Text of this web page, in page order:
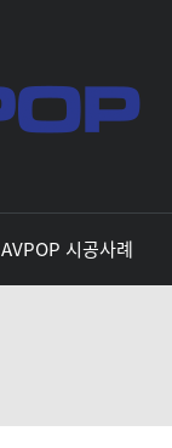
AVPOP 시공사례